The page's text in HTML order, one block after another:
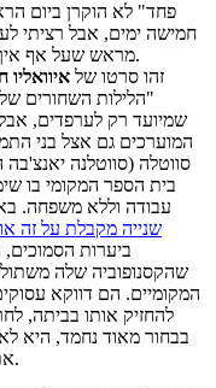
חמישה ימים, אבל רציתי
מראש שעל אף איך שזה נראה, זה ממש לא מה שאתם חושבים.
זהו סרטו של איוואליו
"הלילות השחורים
שמיועד רק לערפדים,
המוערכים גם אצל בני
סווטלה (סווטלנה
בית הספר המקומי בו
עבודה וללא משפחה.
שנייה מקבלת על זה
ביערות
שהקסנופוביה שלה
המקומיים. הם דווקא
להחזיק אותו בביתה,
בבחור מאוד נחמד, היא
את כל תושבי המקום הגזענים וחסרי הסובלנות.